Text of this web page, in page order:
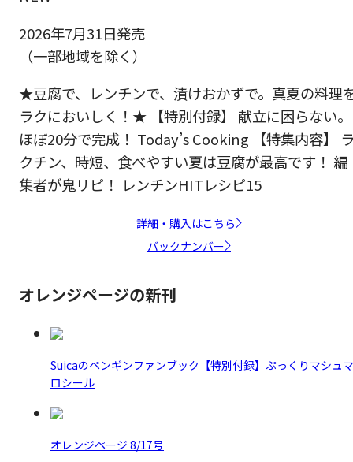
2026年7月31日発売
（一部地域を除く）
★豆腐で、レンチンで、漬けおかずで。真夏の料理
ラクにおいしく！★ 【特別付録】 献立に困らない。
ほぼ20分で完成！ Today’s Cooking 【特集内容】
クチン、時短、食べやすい夏は豆腐が最高です！ 編
集者が鬼リピ！ レンチンHITレシピ15
詳細・購入はこちら
バックナンバー
オレンジページの新刊
Suicaのペンギンファンブック【特別付録】ぷっくりマシュマ
ロシール
オレンジページ 8/17号